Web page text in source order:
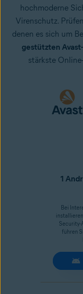
hochmoderne
Virenschutz.
denen es sich um
gestützten
stärkste
1
Bei
Security-
führen